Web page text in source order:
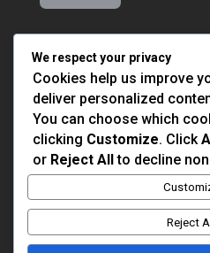
We respect your privacy
Cookies help us improve
deliver personalized
You can choose which
clicking Customize. Click
or Reject Allto decline
Reject All